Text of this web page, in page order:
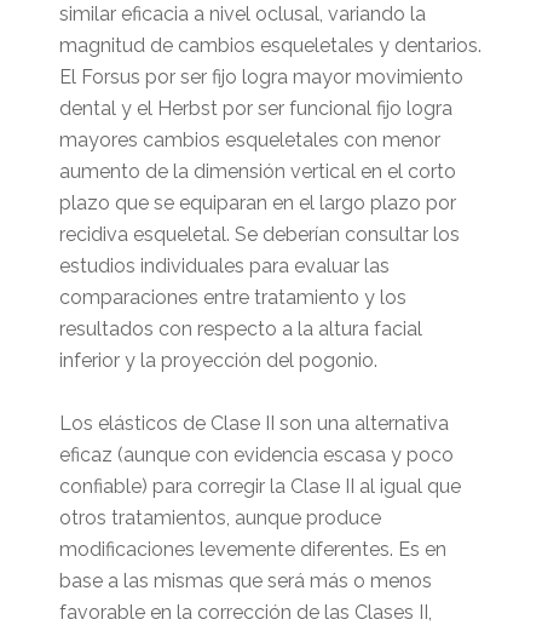
similar eficacia a nivel oclusal, variando la
magnitud de cambios esqueletales y dentarios.
El Forsus por ser fijo logra mayor movimiento
dental y el Herbst por ser funcional fijo logra
mayores cambios esqueletales con menor
aumento de la dimensión vertical en el corto
plazo que se equiparan en el largo plazo por
recidiva esqueletal. Se deberían consultar los
estudios individuales para evaluar las
comparaciones entre tratamiento y los
resultados con respecto a la altura facial
inferior y la proyección del pogonio.
Los elásticos de Clase II son una alternativa
eficaz (aunque con evidencia escasa y poco
confiable) para corregir la Clase II al igual que
otros tratamientos, aunque produce
modificaciones levemente diferentes. Es en
base a las mismas que será más o menos
favorable en la corrección de las Clases II,